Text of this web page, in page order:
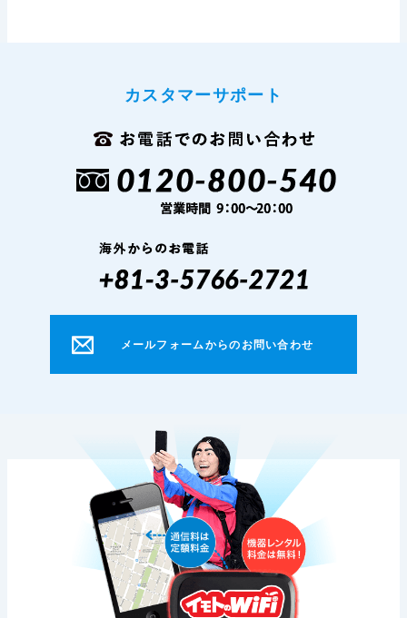
カスタマーサポート
メールフォームからのお問い合わせ